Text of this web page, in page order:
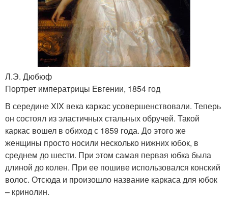
Л.Э. Дюбюф
Портрет императрицы Евгении, 1854 год
В середине XIX века каркас усовершенствовали. Теперь
он состоял из эластичных стальных обручей. Такой
каркас вошел в обиход с 1859 года. До этого же
женщины просто носили несколько нижних юбок, в
среднем до шести. При этом самая первая юбка была
длиной до колен. При ее пошиве использовался конский
волос. Отсюда и произошло название каркаса для юбок
– кринолин.